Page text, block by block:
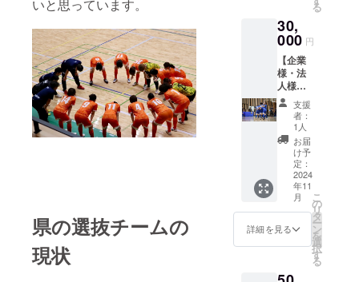
いと思っています。
県の選抜チームの
現状
す。 ※
提供方
法：動
画URL
をメー
ルにて
送付致
しま
す。
※5,000
円コー
ス、
8,000円
コース
と同じ
内容に
なりま
る
30,
000 円
【企業
様・法
人様向
け 結
果報告
のご挨
拶
30,000
コー
ス】 大
会終了
後、選
手・ス
タッフ
が企業
様・法
訪問
支援
者：
1人
お届
け予
定：
2024
年11
月
詳細を見る
こ
の
リ
タ
ー
ン
を
選
択
す
る